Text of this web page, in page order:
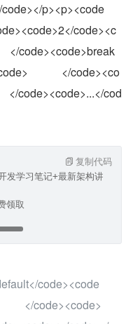
p><p><code
code><code>2</code><c
</code><code>break
</code><co
</code><code>...</cod
发学习笔记+最新架构讲解视
领取
复制代码
code><code
</code><code>